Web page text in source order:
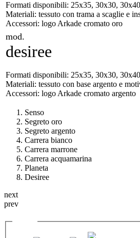
Formati disponibili: 25x35, 30x30,
Materiali: tessuto con trama a scaglie e
Accessori: logo Arkade cromato oro
mod.
desiree
Formati disponibili: 25x35, 30x30,
Materiali: tessuto con base argento e
Accessori: logo Arkade cromato argento
Senso
Segreto oro
Segreto argento
Carrera bianco
Carrera marrone
Carrera acquamarina
Planeta
Desiree
next
prev